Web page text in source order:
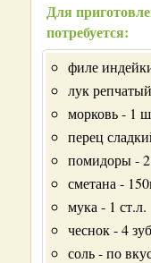
Для
потребуется:
филе
лук
морковь - 1
перец
помидоры -
сметана -
мука - 1 ст.л.
чеснок - 4
соль - по